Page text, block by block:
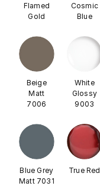
Flamed
Gold
Cosmic
Blue
Beige
Matt
7006
White
Glossy
9003
Blue Grey
Matt 7031
True Red